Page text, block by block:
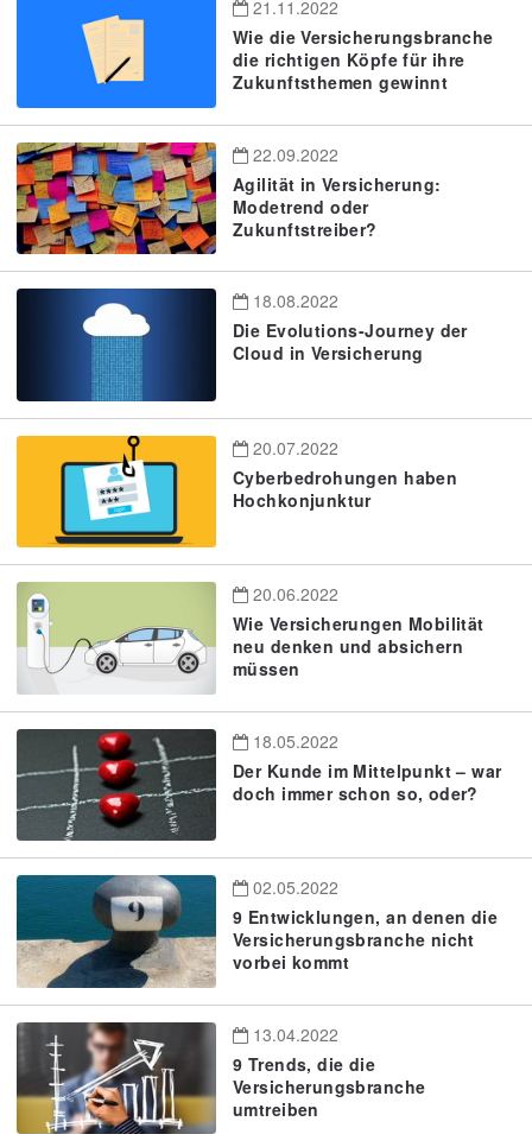
21.11.2022
Wie die Versicherungsbranche
die richtigen Köpfe für ihre
Zukunftsthemen gewinnt
22.09.2022
Agilität in Versicherung:
Modetrend oder
Zukunftstreiber?
18.08.2022
Die Evolutions-Journey der
Cloud in Versicherung
20.07.2022
Cyberbedrohungen haben
Hochkonjunktur
20.06.2022
Wie Versicherungen Mobilität
neu denken und absichern
müssen
18.05.2022
Der Kunde im Mittelpunkt – war
doch immer schon so, oder?
02.05.2022
9 Entwicklungen, an denen die
Versicherungsbranche nicht
vorbei kommt
13.04.2022
9 Trends, die die
Versicherungsbranche
umtreiben